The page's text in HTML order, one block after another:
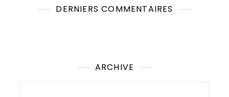
DERNIERS COMMENTAIRES
ARCHIVE